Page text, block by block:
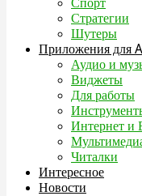
Стратегии
Шутеры
Приложения для
Аудио и
Виджеты
Для работы
Интернет и
Читалки
Интересное
Новости